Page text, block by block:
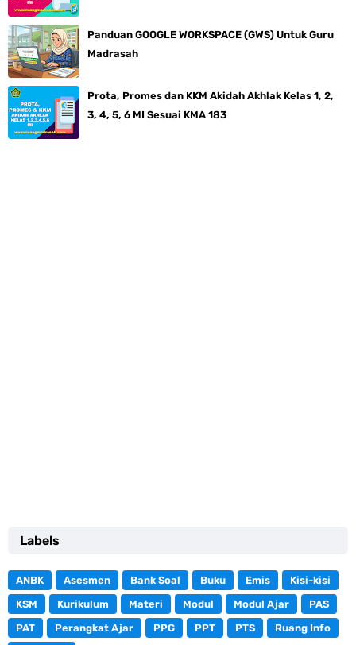
Panduan GOOGLE WORKSPACE (GWS) Untuk Guru
Madrasah
Prota, Promes dan KKM Akidah Akhlak Kelas 1, 2,
3, 4, 5, 6 MI Sesuai KMA 183
Labels
ANBK Asesmen Bank Soal Buku Emis
Kisi-kisi
KSM
Kurikulum Materi Modul Modul Ajar
PAS
PAT
Perangkat Ajar PPG PPT PTS
Ruang Info